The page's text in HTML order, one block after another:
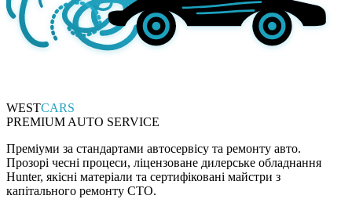
WESTCARS
PREMIUM AUTO SERVICE
Преміуми за стандартами автосервісу та ремонту авто.
Прозорі чесні процеси, ліцензоване дилерське обладнання
Hunter, якісні матеріали та сертифіковані майстри з
капітального ремонту СТО.